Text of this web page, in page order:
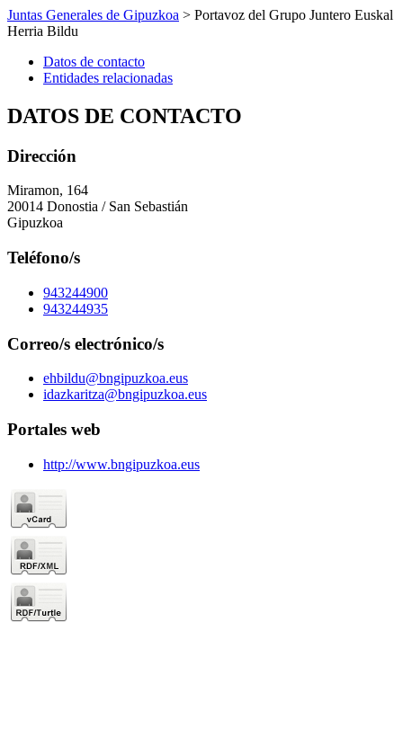
Juntas Generales de Gipuzkoa > Portavoz del Grupo Juntero Euskal
Herria Bildu
Datos de contacto
Entidades relacionadas
DATOS DE CONTACTO
Dirección
Miramon, 164
20014 Donostia / San Sebastián
Gipuzkoa
Teléfono/s
943244900
943244935
Correo/s electrónico/s
ehbildu@bngipuzkoa.eus
idazkaritza@bngipuzkoa.eus
Portales web
http://www.bngipuzkoa.eus